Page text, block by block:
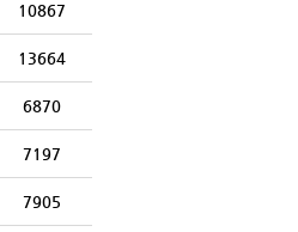
10867
13664
6870
7197
7905